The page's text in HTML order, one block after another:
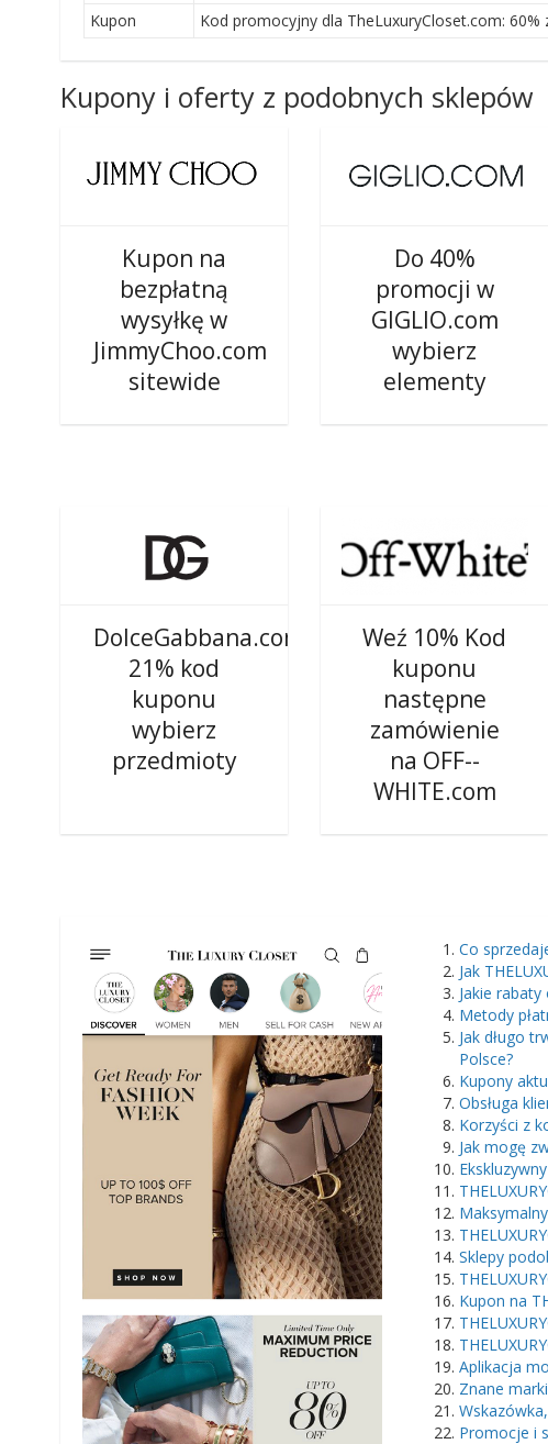
Kupon
Kod promocyjny dla TheLuxuryCloset.com: 60%
Kupony i oferty z podobnych sklepów
Kupon na
bezpłatną
wysyłkę w
JimmyChoo.com
sitewide
Do 40%
promocji w
GIGLIO.com
wybierz
elementy
DolceGabbana.com
21% kod
kuponu
wybierz
przedmioty
Weź 10% Kod
kuponu
następne
zamówienie
na OFF--
WHITE.com
​Co
Jak
Jakie rabaty
Metody
Jak długo
Polsce?
Kupony
Obsługa
Korzyści z
Jak mogę
Sklepy
Kupon na
Aplikacja
Znane
Promocje i